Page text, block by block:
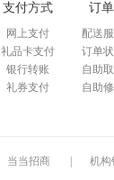
支付方式
网上支付
礼品卡支付
银行转账
礼券支付
订
配送
订单
自助
自助
当当招商 机构